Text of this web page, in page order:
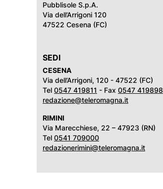
Pubblisole S.p.A.
Via dell’Arrigoni 120
47522 Cesena (FC)
SEDI
CESENA
Via dell’Arrigoni, 120 - 47522 (FC)
Tel 0547 419811 - Fax 0547 419898
redazione@teleromagna.it
RIMINI
Via Marecchiese, 22 – 47923 (RN)
Tel 0541 709000
redazionerimini@teleromagna.it